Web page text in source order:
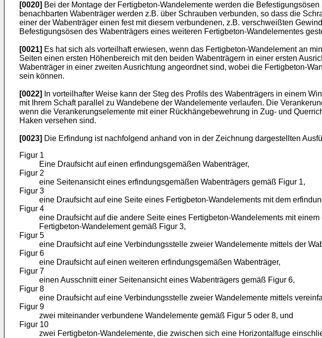
[0020] Bei der Montage der Fertigbeton-Wandelemente werden die
benachbarten Wabenträger werden z.B. über Schrauben verbunden, so dass die
einer der Wabenträger einen fest mit diesem verbundenen, z.B. verschweißten
Befestigungsösen des Wabenträgers eines weiteren Fertigbeton-Wandelementes
[0021] Es hat sich als vorteilhaft erwiesen, wenn das Fertigbeton-Wandelement an
Seiten einen ersten Höhenbereich mit den beiden Wabenträgern in einer ersten
Wabenträger in einer zweiten Ausrichtung angeordnet sind, wobei die Fertigbeton-
sein können.
[0022]
In vorteilhafter Weise kann der Steg des Profils des Wabenträgers in einem
mit Ihrem Schaft parallel zu Wandebene der Wandelemente verlaufen. Die
wenn die Verankerungselemente mit einer Rückhängebewehrung in Zug- und
Haken versehen sind.
[0023] Die Erfindung ist nachfolgend anhand von in der Zeichnung dargestellten
Figur 1
Eine Draufsicht auf einen erfindungsgemäßen Wabenträger,
Figur 2
eine Seitenansicht eines erfindungsgemäßen Wabenträgers gemäß Figur 1,
Figur 3
eine Draufsicht auf eine Seite eines Fertigbeton-Wandelements mit dem
Figur 4
eine Draufsicht auf die andere Seite eines Fertigbeton-Wandelements mit
Fertigbeton-Wandelement gemäß Figur 3,
Figur 5
eine Draufsicht auf eine Verbindungsstelle zweier Wandelemente mittels der
Figur 6
eine Draufsicht auf einen weiteren erfindungsgemäßen Wabenträger,
Figur 7
einen Ausschnitt einer Seitenansicht eines Wabenträgers gemäß Figur 6,
Figur 8
eine Draufsicht auf eine Verbindungsstelle zweier Wandelemente mittels
Figur 9
zwei miteinander verbundene Wandelemente gemäß Figur 5 oder 8, und
Figur 10
zwei Fertigbeton-Wandelemente, die zwischen sich eine Horizontalfuge